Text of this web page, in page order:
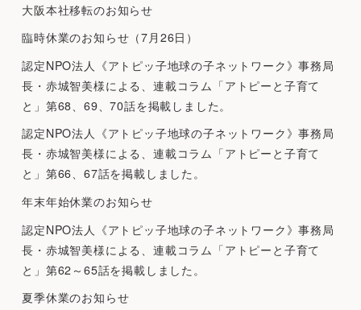
大阪本社移転のお知らせ
臨時休業のお知らせ（7月26日）
認定NPO法人《アトピッ子地球の子ネットワーク》事務局
長・赤城智美様による、連載コラム「アトピーと子育て
と」第68、69、70話を掲載しました。
認定NPO法人《アトピッ子地球の子ネットワーク》事務局
長・赤城智美様による、連載コラム「アトピーと子育て
と」第66、67話を掲載しました。
年末年始休業のお知らせ
認定NPO法人《アトピッ子地球の子ネットワーク》事務局
長・赤城智美様による、連載コラム「アトピーと子育て
と」第62～65話を掲載しました。
夏季休業のお知らせ